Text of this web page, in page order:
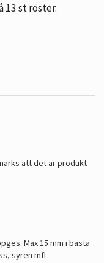
13st röster.
att det är produkt
Max 15 mm i bästa
syren mfl